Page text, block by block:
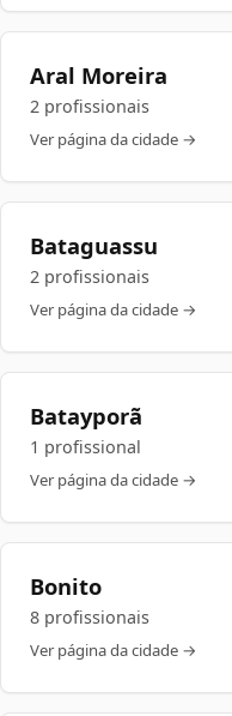
Aral Moreira
2 profissionais
Ver página da cidade →
Bataguassu
2 profissionais
Ver página da cidade →
Batayporã
1 profissional
Ver página da cidade →
Bonito
8 profissionais
Ver página da cidade →